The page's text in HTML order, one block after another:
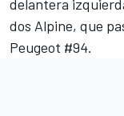
delantera
dos Alpine, que
Peugeot #94.